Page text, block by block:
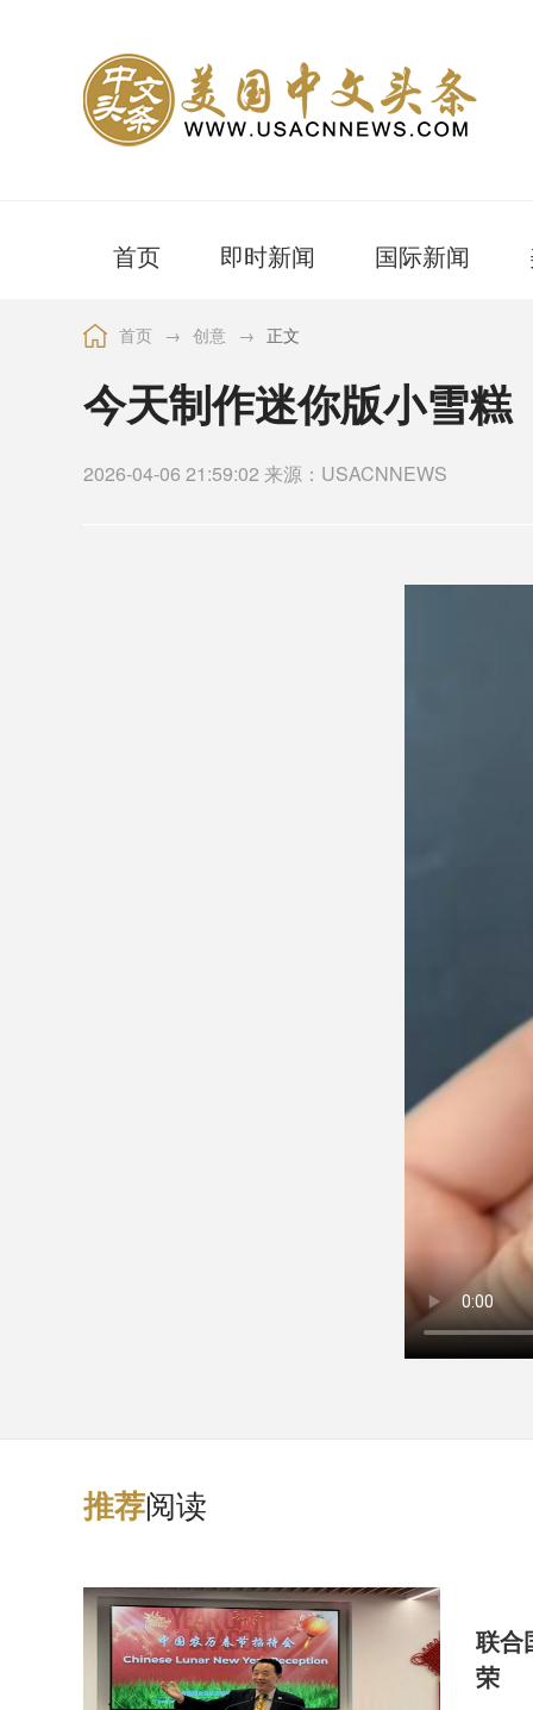
首页 即时新闻 国际新闻
首页 → 创意 → 正文
今天制作迷你版小雪糕
2026-04-06 21:59:02 来源：USACNNEWS
推荐阅读
联合
荣